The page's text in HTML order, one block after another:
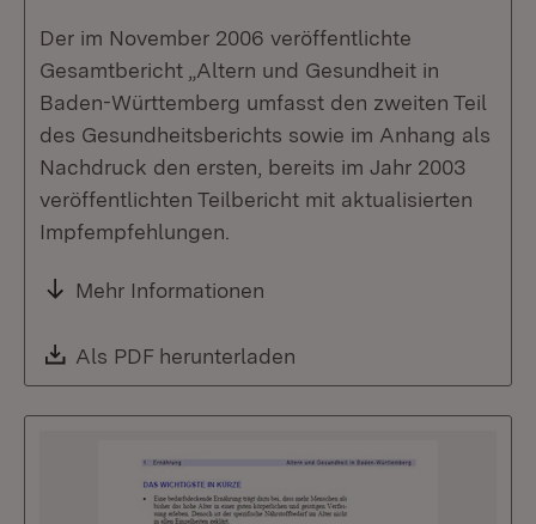
Der im November 2006 veröffentlichte
Gesamtbericht „Altern und Gesundheit in
Baden-Württemberg umfasst den zweiten Teil
des Gesundheitsberichts sowie im Anhang als
Nachdruck den ersten, bereits im Jahr 2003
veröffentlichten Teilbericht mit aktualisierten
Impfempfehlungen.
Mehr Informationen
Download:
Als PDF herunterladen